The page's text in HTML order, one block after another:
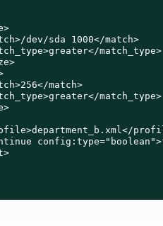
dev/sda 1000</match>
match_type>
match>
match_type>